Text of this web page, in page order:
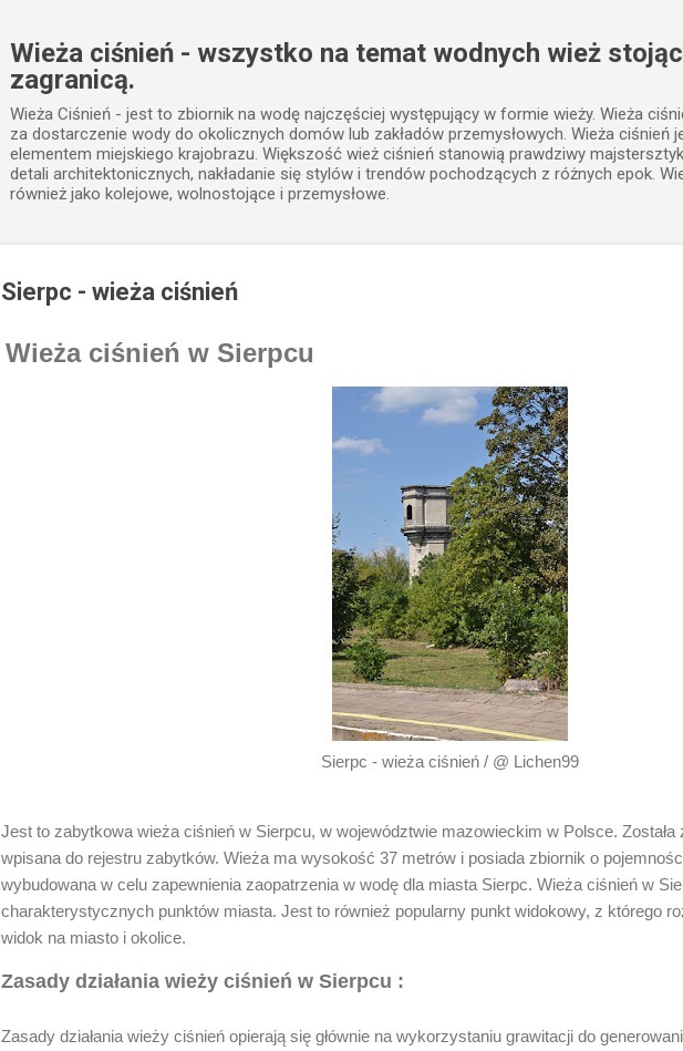
Wieża ciśnień - wszystko na temat wodnych wież
zagranicą.
Wieża Ciśnień - jest to zbiornik na wodę najczęściej występujący w formie wieży. Wieża
za dostarczenie wody do okolicznych domów lub zakładów przemysłowych. Wieża ciśnień
elementem miejskiego krajobrazu. Większość wież ciśnień stanowią prawdziwy
detali architektonicznych, nakładanie się stylów i trendów pochodzących z różnych epok.
również jako kolejowe, wolnostojące i przemysłowe.
Sierpc - wieża ciśnień
Wieża ciśnień w Sierpcu
Sierpc - wieża ciśnień / @ Lichen99
Jest to zabytkowa wieża ciśnień w Sierpcu, w województwie mazowieckim w Polsce. Została
wpisana do rejestru zabytków. Wieża ma wysokość 37 metrów i posiada zbiornik o
wybudowana w celu zapewnienia zaopatrzenia w wodę dla miasta Sierpc. Wieża ciśnień w
charakterystycznych punktów miasta. Jest to również popularny punkt widokowy, z którego
widok na miasto i okolice.
Zasady działania wieży ciśnień w Sierpcu :
Zasady działania wieży ciśnień opierają się głównie na wykorzystaniu grawitacji do